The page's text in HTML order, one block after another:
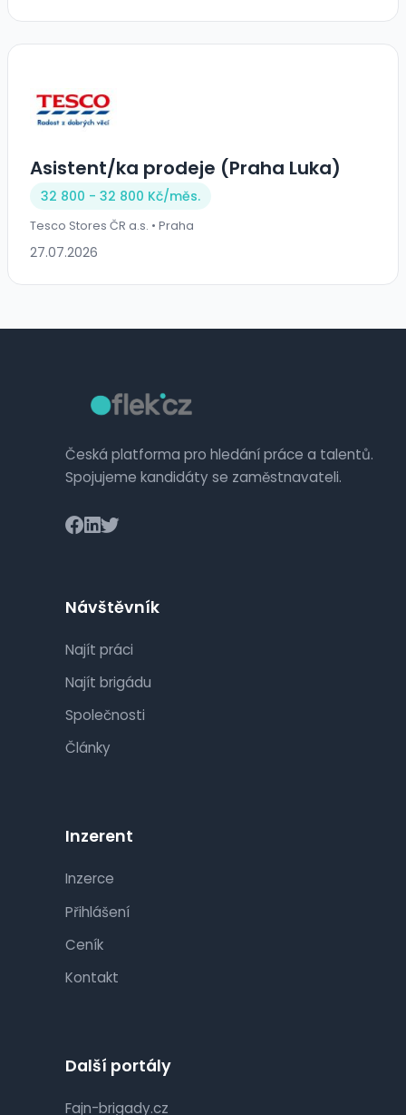
Asistent/ka prodeje (Praha Luka)
32 800 - 32 800 Kč/měs.
Tesco Stores ČR a.s. • Praha
27.07.2026
Česká platforma pro hledání práce a talentů.
Spojujeme kandidáty se zaměstnavateli.
Návštěvník
Najít práci
Najít brigádu
Společnosti
Články
Inzerent
Inzerce
Přihlášení
Ceník
Kontakt
Další portály
Fajn-brigady.cz